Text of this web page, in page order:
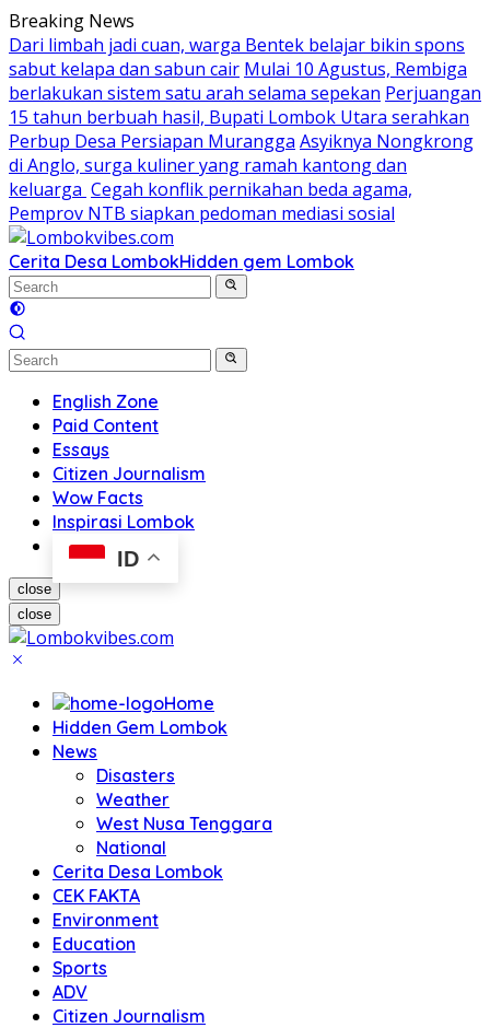
Skip
to
content
Breaking News
Dari limbah jadi cuan, warga Bentek belajar bikin spons
sabut kelapa dan sabun cair Mulai 10 Agustus, Rembiga
berlakukan sistem satu arah selama sepekan Perjuangan
15 tahun berbuah hasil, Bupati Lombok Utara serahkan
Perbup Desa Persiapan Murangga Asyiknya Nongkrong
di Anglo, surga kuliner yang ramah kantong dan
keluarga Cegah konflik pernikahan beda agama,
Pemprov NTB siapkan pedoman mediasi sosial
Cerita Desa LombokHidden gem Lombok
English Zone
Paid Content
Essays
Citizen Journalism
Wow Facts
Inspirasi Lombok
ID
close
close
Home
Hidden Gem Lombok
News
Disasters
Weather
West Nusa Tenggara
National
Cerita Desa Lombok
CEK FAKTA
Environment
Education
Sports
ADV
Citizen Journalism